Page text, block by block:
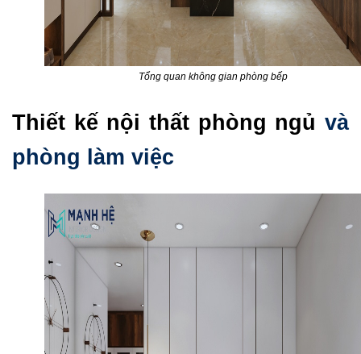
Tổng quan không gian phòng bếp
Thiết kế nội thất phòng ngủ và
phòng làm việc